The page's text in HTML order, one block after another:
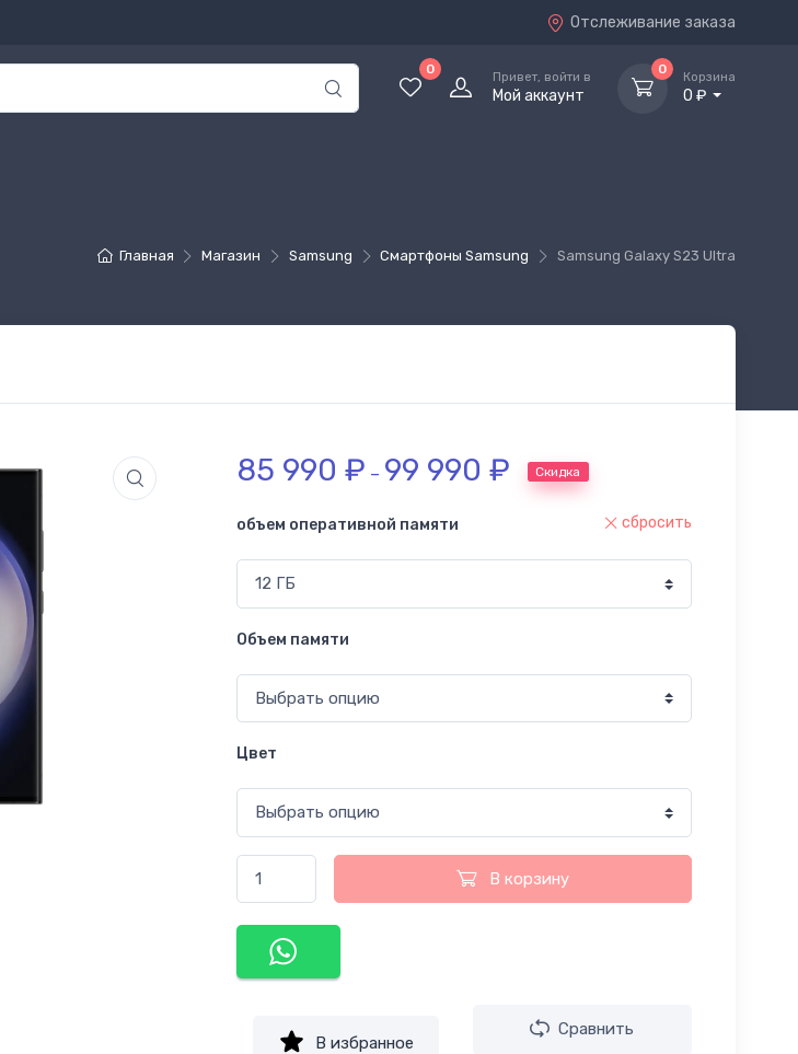
Отслеживание заказа
0
Привет, войти в
Мой аккаунт
0
Корзина
0 ₽
Главная Магазин Samsung Смартфоны Samsung Samsung Galaxy S23 Ultra
85 990 ₽ – 99 990 ₽ Скидка
объем оперативной памяти
Объем памяти
Цвет
сбросить
В корзину
В избранное
Сравнить